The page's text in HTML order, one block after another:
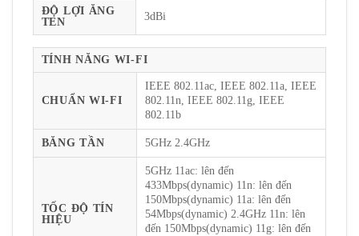
ĐỘ LỢI ĂNG
TEN
3dBi
TÍNH NĂNG WI-FI
CHUẨN WI-FI
IEEE 802.11ac, IEEE 802.11a, IEEE
802.11n, IEEE 802.11g, IEEE
802.11b
BĂNG TẦN 5GHz 2.4GHz
TỐC ĐỘ TÍN
HIỆU
5GHz 11ac: lên đến
433Mbps(dynamic) 11n: lên đến
150Mbps(dynamic) 11a: lên đến
54Mbps(dynamic) 2.4GHz 11n: lên
đến 150Mbps(dynamic) 11g: lên đến